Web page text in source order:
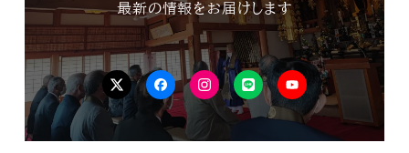
最新の情報をお届けします
Tw FB isntaLINE YouTube